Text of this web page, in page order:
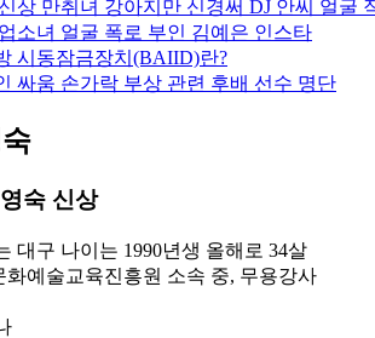
상 만취녀 강아지만 신경써 DJ 안씨 얼굴
소녀 얼굴 폭로 부인 김예은 인스타
시동잠금장치(BAIID)란?
싸움 손가락 부상 관련 후배 선수 명단
숙 신상
대구 나이는 1990년생 올해로 34살
화예술교육진흥원 소속 중, 무용강사